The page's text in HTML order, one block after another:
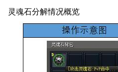
灵魂石分解情况概览